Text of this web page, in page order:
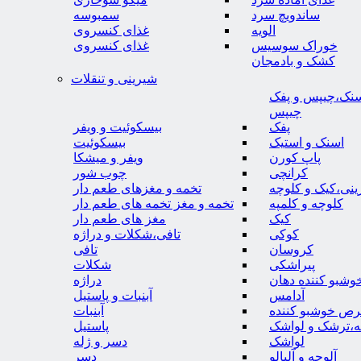
ساندویچ سرد
الویه
خوراک سوسیس
کشک و بادمجان
سمبوسه
غذای کنسروی
غذای کنسروی
شیرینی و تنقلات
و پفک
چیپس
پفک
اسنک و استیک
پاپ کورن
کرانچی
و کلوچه
کلوچه و کلمپه
کیک
کوکی
کروسان
پیراشکی
کننده دهان
آدامس
خوشبو کننده
و لواشک
لواشک
آلوچه و آلبالو
بیسکوئیت و ویفر
بیسکوئیت
ویفر و میشکا
چوب شور
تخمه و مغزهای طعم دار
تخمه و مغز تخمه های طعم دار
مغز های طعم دار
تافی،شکلات و دراژه
تافی
شکلات
دراژه
آبنبات و پاستیل
آبنبات
پاستیل
دسر و ژله
دسر